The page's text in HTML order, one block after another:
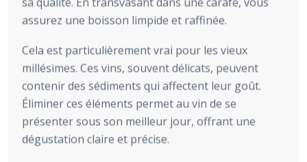
assurez une boisson limpide et raffinée.
Cela est particulièrement vrai pour les vieux
millésimes. Ces vins, souvent délicats, peuvent
contenir des sédiments qui affectent leur goût.
Éliminer ces éléments permet au vin de se
présenter sous son meilleur jour, offrant une
dégustation claire et précise.